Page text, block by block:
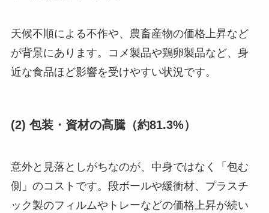
天候不順による不作や、農畜産物の価格上昇など
が背景にあります。コメ製品や鶏卵製品など、身
近な食品ほど影響を受けやすい状況です。
(2) 包装・資材の高騰（約81.3%）
意外と見落としがちなのが、中身ではなく「包む
側」のコストです。段ボールや緩衝材、プラスチ
ック製のフィルムやトレーなどの価格上昇が続い